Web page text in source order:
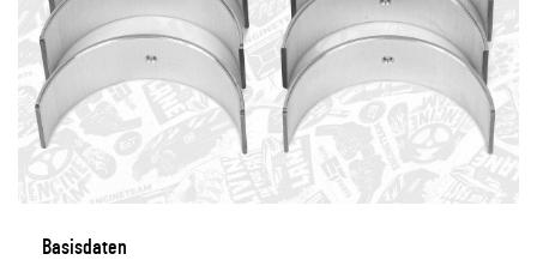
Basisdaten